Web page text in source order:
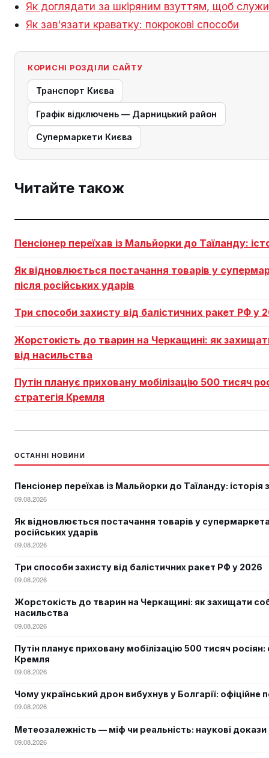
Як доглядати за шкіряним взуттям, щоб
Як зав'язати краватку: покрокові способи
КОРИСНІ РОЗДІЛИ САЙТУ
Транспорт Києва
Графік відключень — Дарницький район
Супермаркети Києва
Читайте також
Пенсіонер переїхав із Мальйорки до Таїланду:
Як відновлюється постачання товарів у
після російських ударів
Три способи захисту від балістичних ракет РФ у
Жорстокість до тварин на Черкащині: як
від насильства
Путін планує приховану мобілізацію 500 тисяч
стратегія Кремля
ОСТАННІ НОВИНИ
Пенсіонер переїхав із Мальйорки до Таїланду: історія
09.08.2026
Як відновлюється постачання товарів у
російських ударів
09.08.2026
Три способи захисту від балістичних ракет РФ у 2026
09.08.2026
Жорстокість до тварин на Черкащині: як захищати
насильства
09.08.2026
Путін планує приховану мобілізацію 500 тисяч росіян:
Кремля
09.08.2026
Чому український дрон вибухнув у Болгарії: офіційне
09.08.2026
Метеозалежність — міф чи реальність: наукові докази
09.08.2026